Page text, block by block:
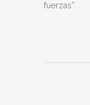
fuerzas”.